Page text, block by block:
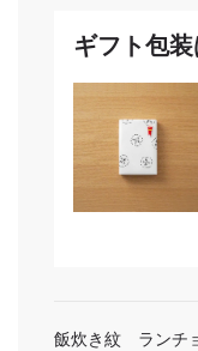
ギフト包
飯炊き紋 ランチ